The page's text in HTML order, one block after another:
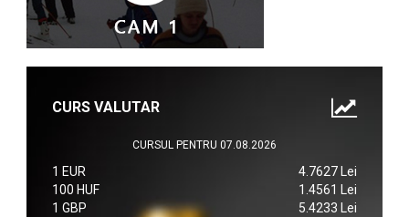
CURS VALUTAR
CURSUL PENTRU 07.08.2026
1 EUR
4.7627 Lei
100 HUF
1.4561 Lei
1 GBP
5.4233 Lei